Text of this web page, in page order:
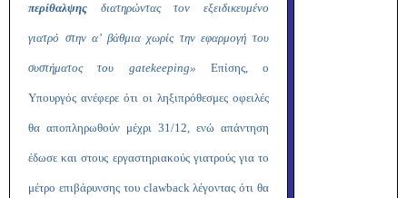
περίθαλψης διατηρώντας τον εξειδικευμένο
γιατρό στην α’ βάθμια χωρίς την εφαρμογή του
συστήματος του gatekeeping» Επίσης, ο
Υπουργός ανέφερε ότι οι ληξιπρόθεσμες οφειλές
θα αποπληρωθούν μέχρι 31/12, ενώ απάντηση
έδωσε και στους εργαστηριακούς γιατρούς για το
μέτρο επιβάρυνσης του clawbackλέγοντας ότι θα